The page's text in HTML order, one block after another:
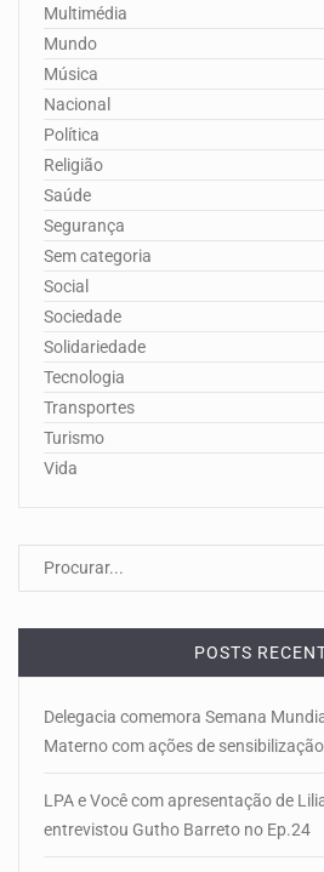
Multimédia
Mundo
Música
Nacional
Política
Religião
Saúde
Segurança
Sem categoria
Social
Sociedade
Solidariedade
Tecnologia
Transportes
Turismo
Vida
POSTS
Delegacia comemora Semana
Materno com ações de
LPA e Você com apresentação de
entrevistou Gutho Barreto no Ep.24